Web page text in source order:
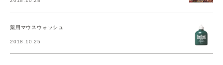
薬用マウスウォッシュ
2018.10.25